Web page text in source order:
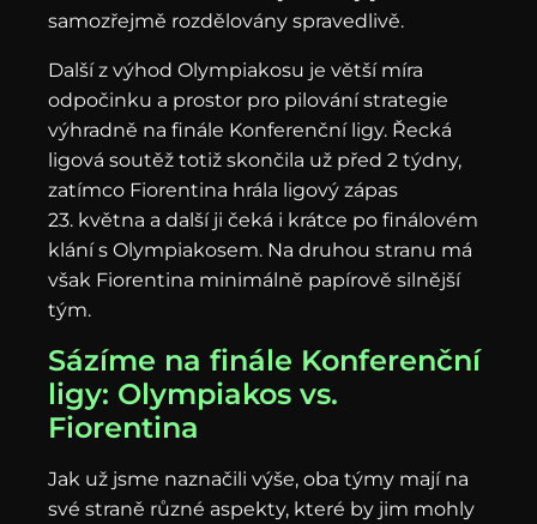
samozřejmě rozdělovány spravedlivě.
Další z výhod Olympiakosu je větší míra
odpočinku a prostor pro pilování strategie
výhradně na finále Konferenční ligy. Řecká
ligová soutěž totiž skončila už před 2 týdny,
zatímco Fiorentina hrála ligový zápas
23. května a další ji čeká i krátce po finálovém
klání s Olympiakosem. Na druhou stranu má
však Fiorentina minimálně papírově silnější
tým.
Sázíme na finále Konferenční
ligy: Olympiakos vs.
Fiorentina
Jak už jsme naznačili výše, oba týmy mají na
své straně různé aspekty, které by jim mohly